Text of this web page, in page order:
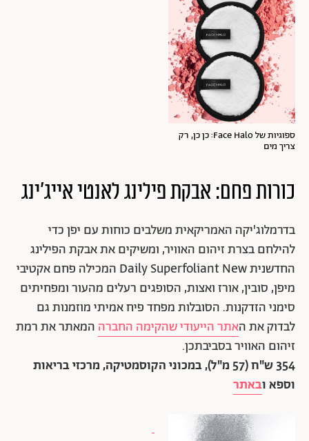
ספוגיות של Face Halo: כן כן, רק
צריך מים
כורות פחם: אבקת פילינג לאנטי אייג'ינג
בדרמלוג'יקה האמריקאית משלבים כוחות עם יפן כדי
להילחם בצרת זיהום האוויר, ומשיקים את אבקת הפילינג
החדשנית Daily Superfoliant New המכילה פחם אקטיבי
מיפן, סובין, אורז ואצות, הסופגים רעלים מהעור ומפחיתים
סימני הזדקנות. הסובלות מפחד פיח אמיתי מוזמנות גם
לבדוק את האתר הייעודי שהקימה החברה המאתר את רמת
זיהום האוויר בסביבתכן.
354 ש"ח (57 מ"ל), במכוני הקוסמטיקה, מרכזי בריאות
וספא ובאתר